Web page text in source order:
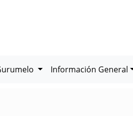
Información General